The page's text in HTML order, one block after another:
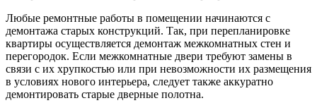
Любые ремонтные работы в помещении начинаются с
демонтажа старых конструкций. Так, при перепланировке
квартиры осуществляется демонтаж межкомнатных стен и
перегородок. Если межкомнатные двери требуют замены в
связи с их хрупкостью или при невозможности их размещения
в условиях нового интерьера, следует также аккуратно
демонтировать старые дверные полотна.